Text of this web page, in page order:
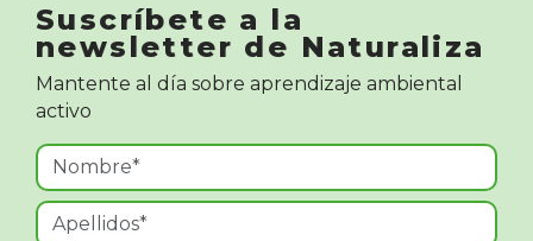
Suscríbete a la
newsletter de Naturaliza
Mantente al día sobre aprendizaje ambiental
activo